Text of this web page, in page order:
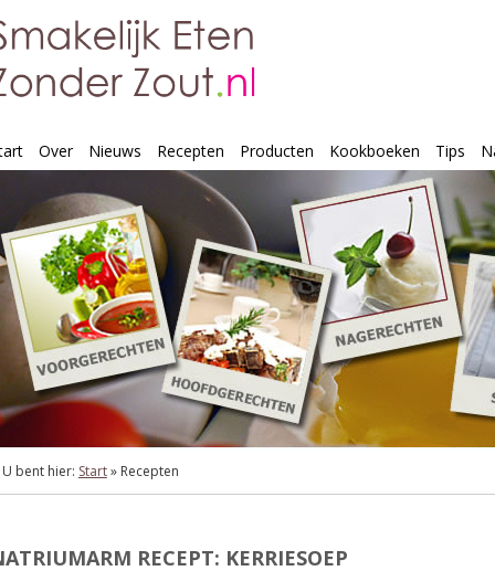
Over Nieuws Recepten Producten Kookboeken Tips
U bent hier: Start» Recepten
RECEPT: KERRIESOEP